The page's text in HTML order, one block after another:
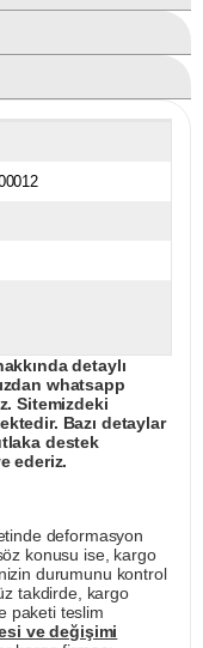
detaylı
whatsapp
Sitemizdeki
Bazı detaylar
destek
ederiz.
deformasyon
konusu ise, kargo
durumunu kontrol
takdirde, kargo
paketi teslim
ve değişimi